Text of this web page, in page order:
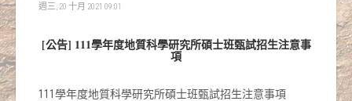
週三, 20 十月 2021 09:01
[公告] 111學年度地質科學研究所碩士班甄試招生注意事
項
111學年度地質科學研究所碩士班甄試招生注意事項